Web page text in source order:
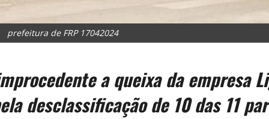
prefeitura de FRP 17042024
a queixa da empresa
desclassificação de 10 das 11